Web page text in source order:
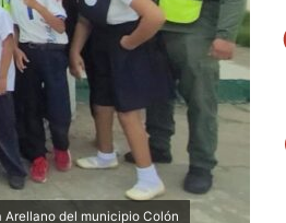
Arellano del municipio Colón